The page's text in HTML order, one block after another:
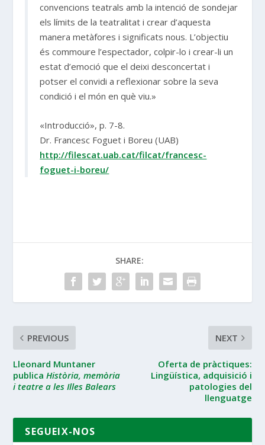
convencions teatrals amb la intenció de sondejar
els límits de la teatralitat i crear d’aquesta
manera metàfores i significats nous. L’objectiu
és commoure l’espectador, colpir-lo i crear-li un
estat d’emoció que el deixi desconcertat i
potser el convidi a reflexionar sobre la seva
condició i el món en què viu.»
«Introducció», p. 7-8.
Dr. Francesc Foguet i Boreu (UAB)
http://filescat.uab.cat/filcat/francesc-
foguet-i-boreu/
SHARE:
PREVIOUS
Lleonard Muntaner
publicaHistòria, memòria
i teatre a les Illes Balears
NEXT
Oferta de pràctiques:
Lingüística, adquisició i
patologies del
llenguatge
SEGUEIX-NOS